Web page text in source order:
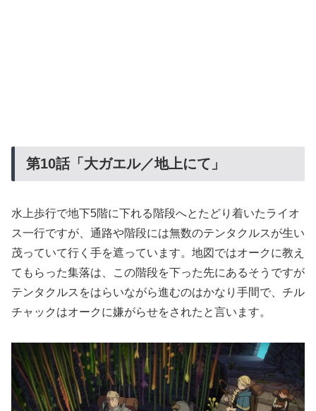
第10話「大ガエル／地上にて」
水上歩行で地下5階に下れる階段へとたどり着いたライオ
ス一行ですが、通路や階段には無数のテンタクルスが生い
茂っていて行く手を遮っています。地図ではオークに教え
てもらった集落は、この階段を下った先にあるそうですが
テンタクルスをはらいながら進むのはかなり手間で、チル
チャックはオークに嫌がらせをされたと言います。